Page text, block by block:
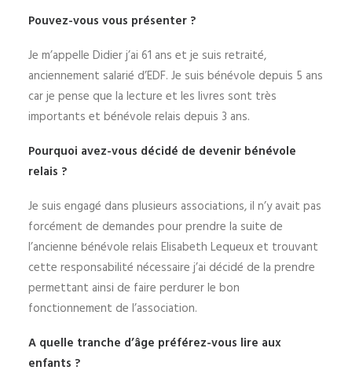
Pouvez-vous vous présenter ?
Je m’appelle Didier j’ai 61 ans et je suis retraité,
anciennement salarié d’EDF. Je suis bénévole depuis 5 ans
car je pense que la lecture et les livres sont très
importants et bénévole relais depuis 3 ans.
Pourquoi avez-vous décidé de devenir bénévole
relais ?
Je suis engagé dans plusieurs associations, il n’y avait pas
forcément de demandes pour prendre la suite de
l’ancienne bénévole relais Elisabeth Lequeux et trouvant
cette responsabilité nécessaire j’ai décidé de la prendre
permettant ainsi de faire perdurer le bon
fonctionnement de l’association.
A quelle tranche d’âge préférez-vous lire aux
enfants ?